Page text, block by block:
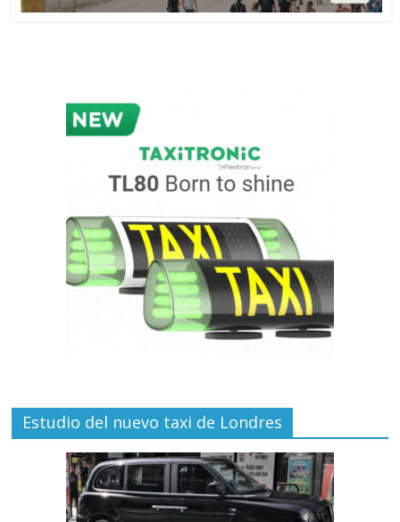
Estudio del nuevo taxi de Londres